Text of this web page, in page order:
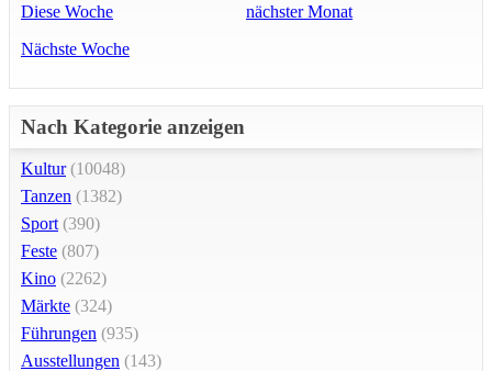
Diese Woche
Nächste Woche
nächster Monat
Nach Kategorie anzeigen
Kultur(10048)
Tanzen (1382)
Sport (390)
Feste (807)
Kino (2262)
Märkte (324)
Führungen (935)
Ausstellungen (143)